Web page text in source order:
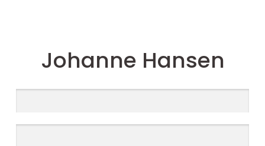
Johanne Hansen